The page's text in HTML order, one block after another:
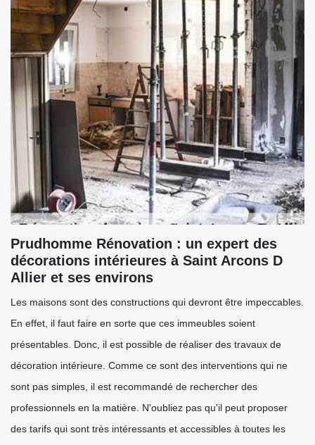
Prudhomme Rénovation : un expert des
décorations intérieures à Saint Arcons D
Allier et ses environs
Les maisons sont des constructions qui devront être impeccables.
En effet, il faut faire en sorte que ces immeubles soient
présentables. Donc, il est possible de réaliser des travaux de
décoration intérieure. Comme ce sont des interventions qui ne
sont pas simples, il est recommandé de rechercher des
professionnels en la matière. N'oubliez pas qu'il peut proposer
des tarifs qui sont très intéressants et accessibles à toutes les